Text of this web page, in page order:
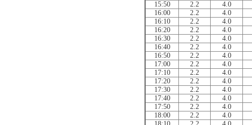
15:50
2.2 4.0
16:00
2.2 4.0
16:10
2.2 4.0
16:20
2.2 4.0
16:30
2.2 4.0
16:40
2.2 4.0
16:50
2.2 4.0
17:00
2.2 4.0
17:10
2.2 4.0
17:20
2.2 4.0
17:30
2.2 4.0
17:40
2.2 4.0
17:50
2.2 4.0
18:00
2.2 4.0